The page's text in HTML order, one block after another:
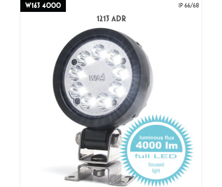
W163 4000 IP 66/68
1213 ADR